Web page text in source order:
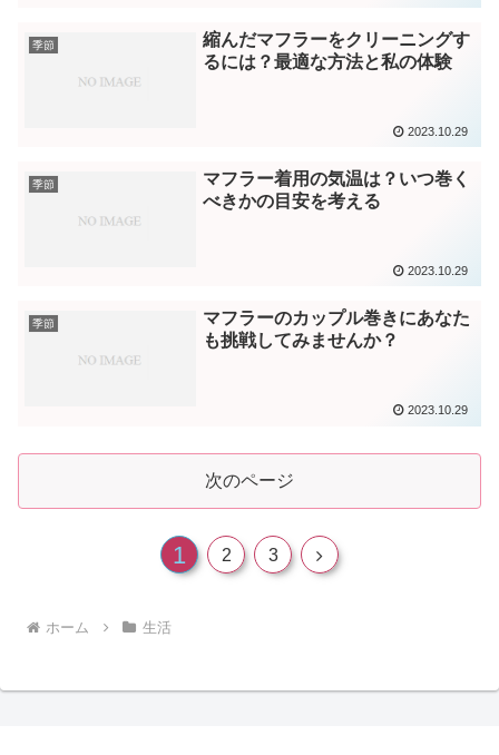
季節
縮んだマフラーをクリーニングす
るには？最適な方法と私の体験
2023.10.29
季節
マフラー着用の気温は？いつ巻く
べきかの目安を考える
2023.10.29
季節
マフラーのカップル巻きにあなた
も挑戦してみませんか？
2023.10.29
次のページ
1 2 3
次
ホーム 生活